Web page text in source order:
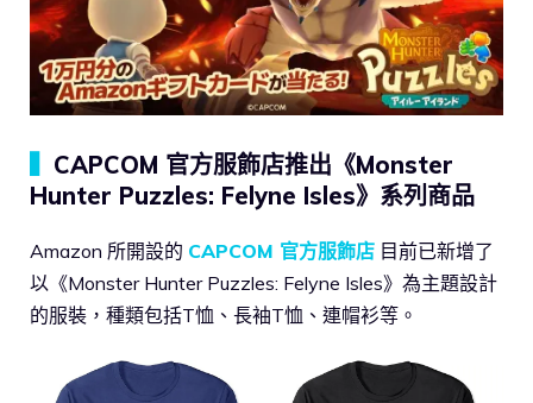
CAPCOM 官方服飾店推出《Monster
Hunter Puzzles: Felyne Isles》系列商品
Amazon 所開設的 CAPCOM 官方服飾店 目前已新增了
以《Monster Hunter Puzzles: Felyne Isles》為主題設計
的服裝，種類包括T恤、長袖T恤、連帽衫等。